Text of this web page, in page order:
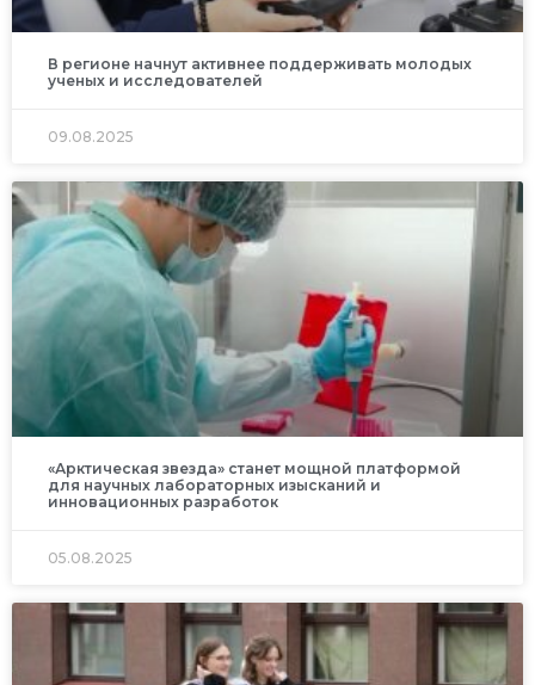
В регионе начнут активнее поддерживать молодых
ученых и исследователей
09.08.2025
«Арктическая звезда» станет мощной платформой
для научных лабораторных изысканий и
инновационных разработок
05.08.2025